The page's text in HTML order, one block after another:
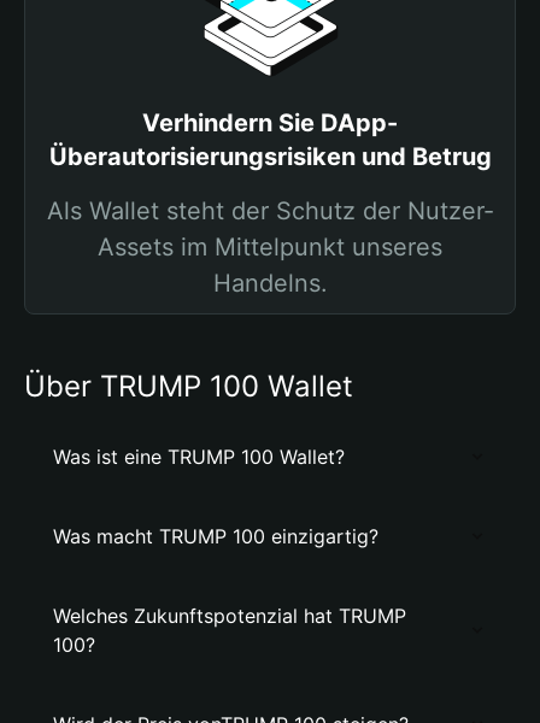
Verhindern Sie DApp-
Überautorisierungsrisiken und Betrug
Als Wallet steht der Schutz der Nutzer-
Assets im Mittelpunkt unseres
Handelns.
Über TRUMP 100 Wallet
Was ist eine TRUMP 100 Wallet?
Was macht TRUMP 100 einzigartig?
Welches Zukunftspotenzial hat TRUMP
100?